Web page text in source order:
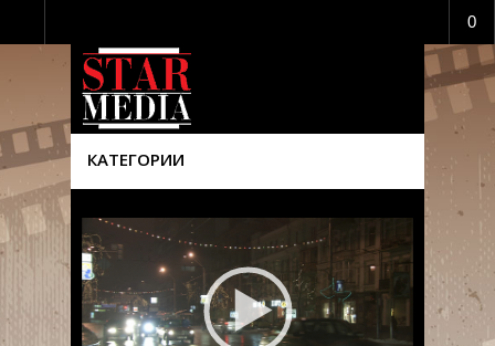
0
КАТЕГОРИИ